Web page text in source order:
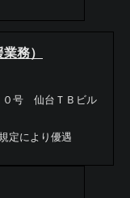
務）
０号 仙台ＴＢビル
定により優遇